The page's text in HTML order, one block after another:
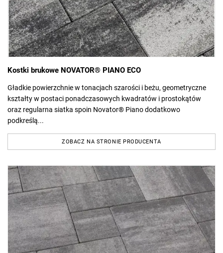
Kostki brukowe NOVATOR® PIANO ECO
Gładkie powierzchnie w tonacjach szarości i beżu, geometryczne
kształty w postaci ponadczasowych kwadratów i prostokątów
oraz regularna siatka spoin Novator® Piano dodatkowo
podkreślą...
ZOBACZ NA STRONIE PRODUCENTA